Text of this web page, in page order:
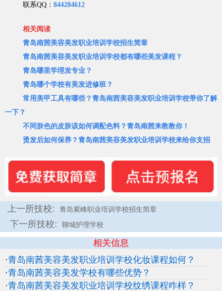
联系QQ： 844284612
相关阅读
青岛南茜美容美发职业培训学校招生简章
青岛南茜美容美发职业培训学校都有哪些美发课程？
青岛哪里学理发专业？
青岛哪个学校有美发进修班？
常用美甲工具有哪些？青岛南茜美容美发职业培训学校带你了解
一下 ？
不同肤色的皮肤该如何调配色料？青岛南茜来教教你！
烫发后如何保养？青岛南茜美容美发职业培训学校来给你支招
上一所技校: 青岛紫峰职业培训学校招生简章
下一所技校: 聊城护理学校
相关信息
·青岛南茜美容美发职业培训学校化妆课程如何？
·青岛南茜美容美发学校有哪些优势？
·青岛南茜美容美发职业培训学校纹绣课程咋样？